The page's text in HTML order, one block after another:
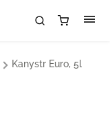
/ Kanystr Euro, 5l